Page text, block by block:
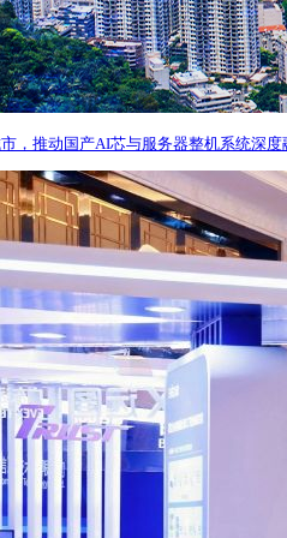
，推动国产AI芯与服务器整机系统深度